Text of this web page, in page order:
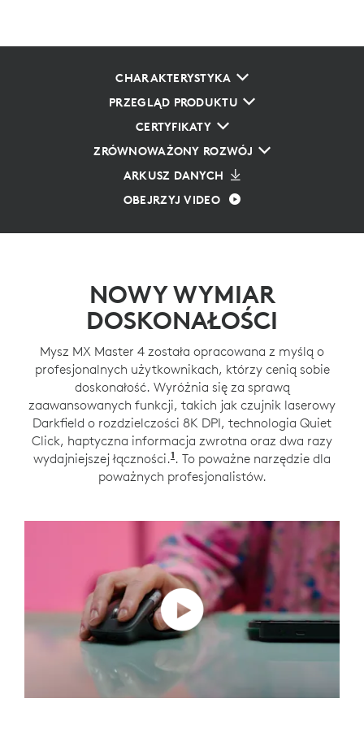
CHARAKTERYSTYKA
PRZEGLĄD PRODUKTU
CERTYFIKATY
ZRÓWNOWAŻONY ROZWÓJ
ARKUSZ DANYCH
OBEJRZYJ VIDEO
NOWY WYMIAR
DOSKONAŁOŚCI
Mysz MX Master 4 została opracowana z myślą o
profesjonalnych użytkownikach, którzy cenią sobie
doskonałość. Wyróżnia się za sprawą
zaawansowanych funkcji, takich jak czujnik laserowy
Darkfield o rozdzielczości 8K DPI, technologia Quiet
Click, haptyczna informacja zwrotna oraz dwa razy
wydajniejszej łączności.1 W porównaniu z modelem
. To poważne narzędzie dla
poważnych profesjonalistów.